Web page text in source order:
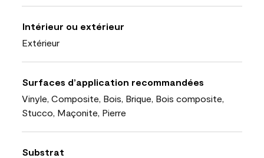
Intérieur ou extérieur
Extérieur
Surfaces d’application recommandées
Vinyle, Composite, Bois, Brique, Bois composite,
Stucco, Maçonite, Pierre
Substrat